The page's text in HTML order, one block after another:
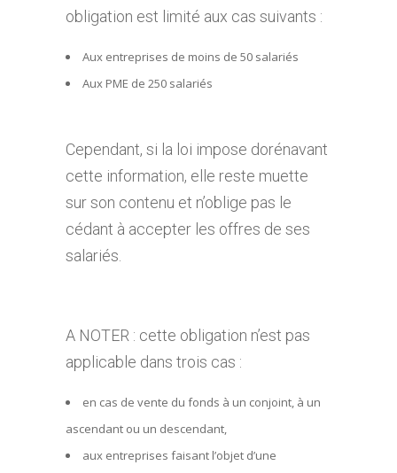
obligation est limité aux cas suivants :
Aux entreprises de moins de 50 salariés
Aux PME de 250 salariés
Cependant, si la loi impose dorénavant
cette information, elle reste muette
sur son contenu et n’oblige pas le
cédant à accepter les offres de ses
salariés.
A NOTER : cette obligation n’est pas
applicable dans trois cas :
en cas de vente du fonds à un conjoint, à un
ascendant ou un descendant,
aux entreprises faisant l’objet d’une